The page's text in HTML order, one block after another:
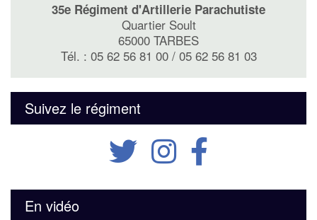
35e Régiment d'Artillerie Parachutiste
Quartier Soult
65000 TARBES
Tél. : 05 62 56 81 00 / 05 62 56 81 03
Suivez le régiment
En vidéo